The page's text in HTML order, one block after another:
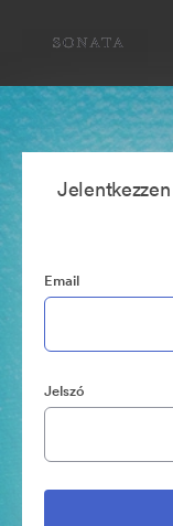
Email
Jelszó